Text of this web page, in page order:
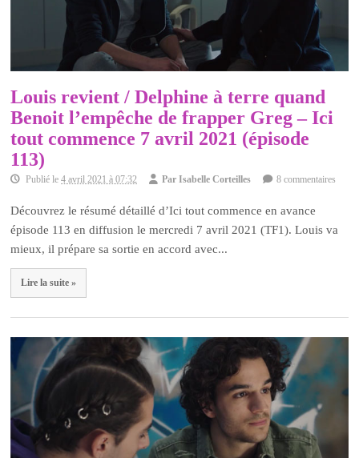
Louis revient / Delphine à terre quand
Benoit l’empêche de frapper Greg – Ici
tout commence 7 avril 2021 (épisode
113)
Publié le4 avril 2021 à 07:32 ParIsabelle Corteilles 8 commentaires
Découvrez le résumé détaillé d’Ici tout commence en avance
épisode 113 en diffusion le mercredi 7 avril 2021 (TF1). Louis va
mieux, il prépare sa sortie en accord avec...
Lire la suite »